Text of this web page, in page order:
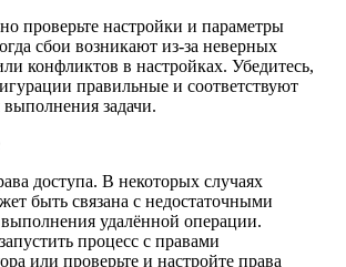
проверьте настройки и параметры
сбои возникают из-за неверных
конфликтов в настройках. Убедитесь,
правильные и соответствуют
задачи.
доступа. В некоторых случаях
быть связана с недостаточными
удалённой операции.
процесс с правами
или проверьте и настройте права